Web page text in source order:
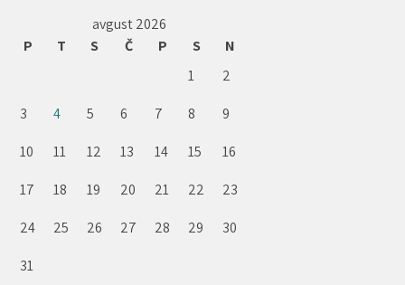
avgust 2026
P
T S Č P S
N
1
2
3
4 5 6 7 8
9
10
11 12 13 14 15
16
17
18 19 20 21 22
23
24
25 26 27 28 29
30
31